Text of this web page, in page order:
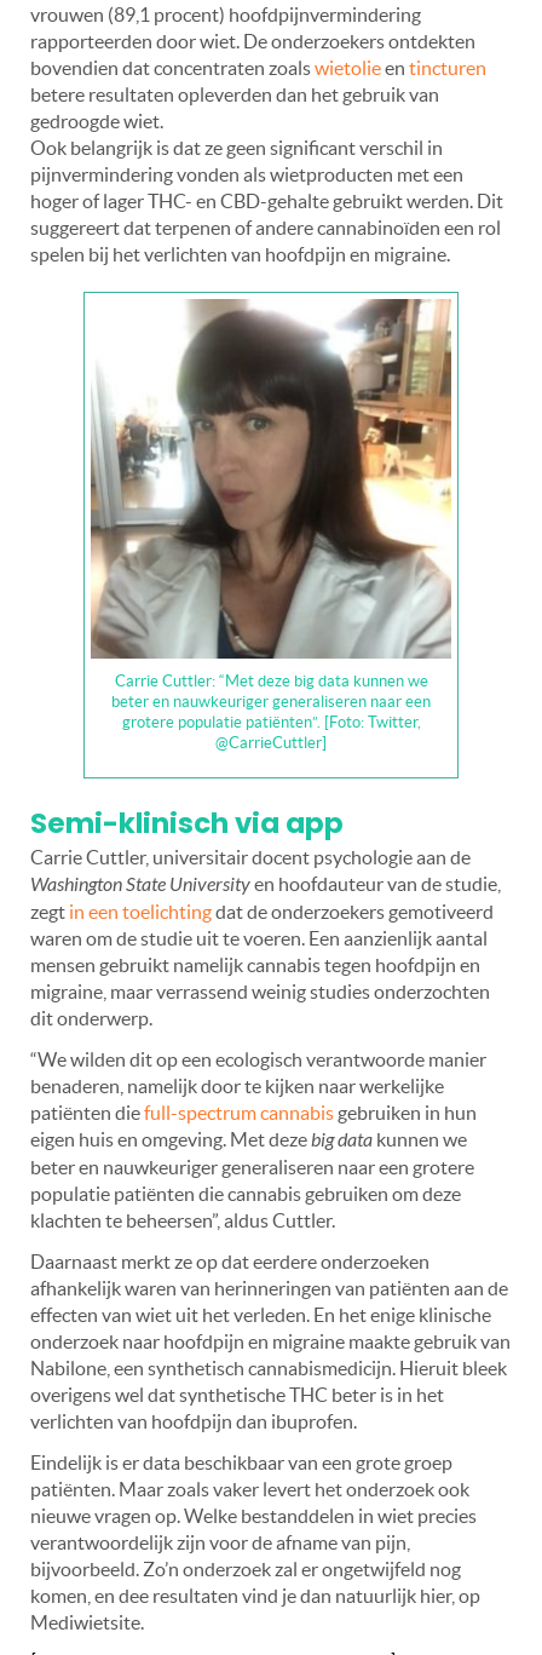
vrouwen (89,1 procent) hoofdpijnvermindering
rapporteerden door wiet. De onderzoekers ontdekten
bovendien dat concentraten zoalswietolieen tincturen
betere resultaten opleverden dan het gebruik van
gedroogde wiet.
Ook belangrijk is dat ze geen significant verschil in
pijnvermindering vonden als wietproducten met een
hoger of lager THC- en CBD-gehalte gebruikt werden. Dit
suggereert dat terpenen of andere cannabinoïden een rol
spelen bij het verlichten van hoofdpijn en migraine.
Carrie Cuttler: “Met deze big data kunnen we
beter en nauwkeuriger generaliseren naar een
grotere populatie patiënten”. [Foto: Twitter,
@CarrieCuttler]
Semi-klinisch via app
Carrie Cuttler, universitair docent psychologie aan de
Washington State Universityen hoofdauteur van de studie,
zegt in een toelichtingdat de onderzoekers gemotiveerd
waren om de studie uit te voeren. Een aanzienlijk aantal
mensen gebruikt namelijk cannabis tegen hoofdpijn en
migraine, maar verrassend weinig studies onderzochten
dit onderwerp.
“We wilden dit op een ecologisch verantwoorde manier
benaderen, namelijk door te kijken naar werkelijke
patiënten diefull-spectrum cannabis gebruiken in hun
eigen huis en omgeving. Met dezebig data kunnen we
beter en nauwkeuriger generaliseren naar een grotere
populatie patiënten die cannabis gebruiken om deze
klachten te beheersen”, aldus Cuttler.
Daarnaast merkt ze op dat eerdere onderzoeken
afhankelijk waren van herinneringen van patiënten aan de
effecten van wiet uit het verleden. En het enige klinische
onderzoek naar hoofdpijn en migraine maakte gebruik van
Nabilone, een synthetisch cannabismedicijn. Hieruit bleek
overigens wel dat synthetische THC beter is in het
verlichten van hoofdpijn dan ibuprofen.
Eindelijk is er data beschikbaar van een grote groep
patiënten. Maar zoals vaker levert het onderzoek ook
nieuwe vragen op. Welke bestanddelen in wiet precies
verantwoordelijk zijn voor de afname van pijn,
bijvoorbeeld. Zo’n onderzoek zal er ongetwijfeld nog
komen, en dee resultaten vind je dan natuurlijk hier, op
Mediwietsite.